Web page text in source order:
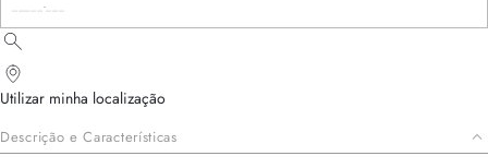
Utilizar minha localização
Descrição e Características